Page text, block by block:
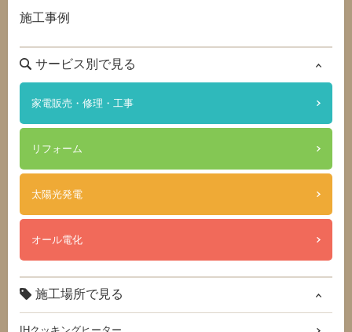
施工事例
サービス別で見る
家電販売・修理・工事
リフォーム
太陽光発電
オール電化
施工場所で見る